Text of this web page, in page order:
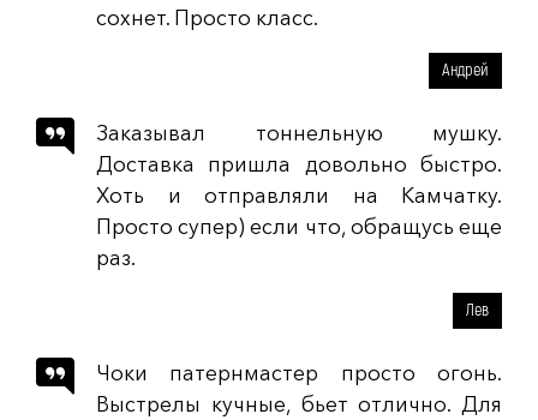
сохнет. Просто класс.
Андрей
Заказывал тоннельную мушку.
Доставка пришла довольно быстро.
Хоть и отправляли на Камчатку.
Просто супер) если что, обращусь еще
раз.
Лев
Чоки патернмастер просто огонь.
Выстрелы кучные, бьет отлично. Для